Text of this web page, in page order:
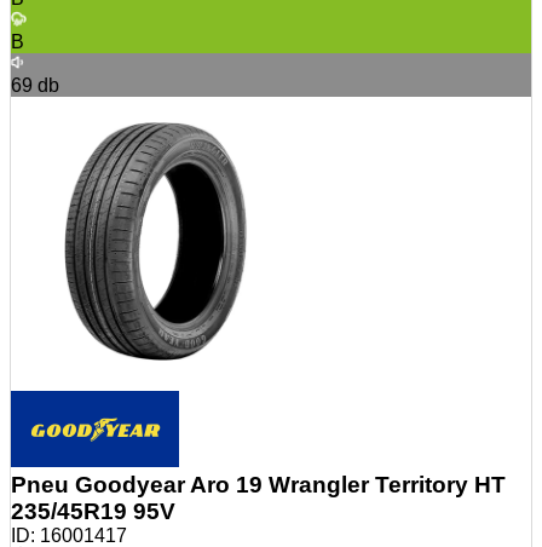
B
69 db
Pneu Goodyear Aro 19 Wrangler Territory HT
235/45R19 95V
ID: 16001417